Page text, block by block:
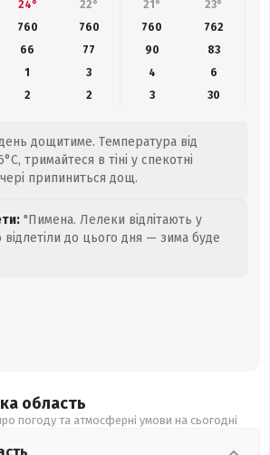
24° 22° 21° 23°
760
760 760 762
66
77 90 83
1
3 4
6
2
2 3 30
дощитиме. Температура від
тримайтеся в тіні у спекотні
припиниться дощ.
"Пимена. Лелеки відлітають у
відлетіли до цього дня — зима буде
область
погоду та атмосферні умови на сьогодні